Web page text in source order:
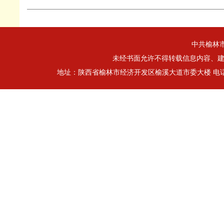
中共榆林
未经书面允许不得转载信息内容、
地址：陕西省榆林市经济开发区榆溪大道市委大楼